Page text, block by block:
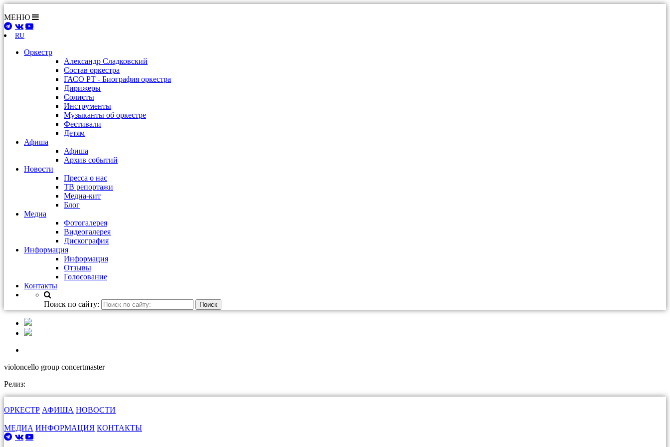
МЕНЮ
RU
Оркестр
Александр Сладковский
Состав оркестра
ГАСО РТ - Биография оркестра
Дирижеры
Солисты
Инструменты
Музыканты об оркестре
Фестивали
Детям
Афиша
Афиша
Архив событий
Новости
Пресса о нас
ТВ репортажи
Медиа-кит
Блог
Медиа
Фотогалерея
Видеогалерея
Дискография
Информация
Информация
Отзывы
Голосование
Контакты
Поиск по сайту:
violoncello group concertmaster
Релиз:
ОРКЕСТР АФИША НОВОСТИ
МЕДИА ИНФОРМАЦИЯ КОНТАКТЫ